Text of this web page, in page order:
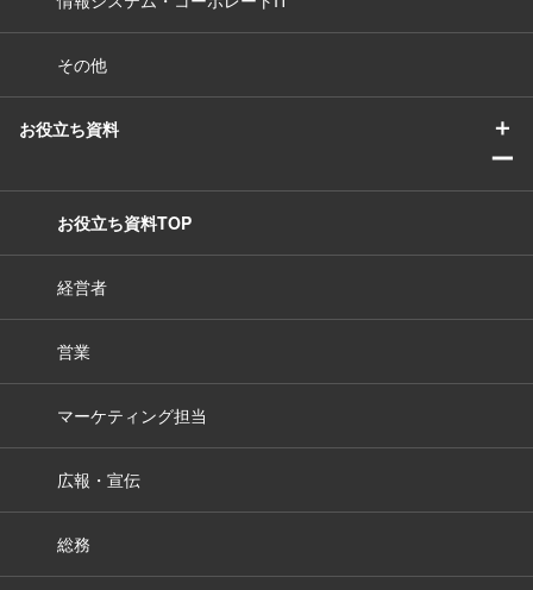
その他
お役立ち資料
＋
ー
お役立ち資料TOP
経営者
営業
マーケティング担当
広報・宣伝
総務